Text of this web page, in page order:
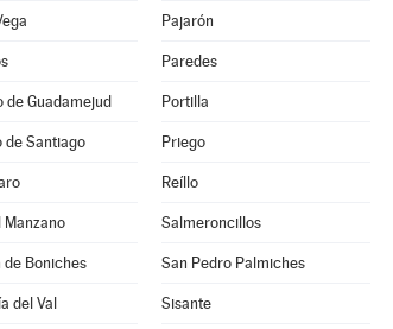
Pajarón
Paredes
de Guadamejud Portilla
de Santiago Priego
Reíllo
Manzano Salmeroncillos
de Boniches San Pedro Palmiches
del Val Sisante